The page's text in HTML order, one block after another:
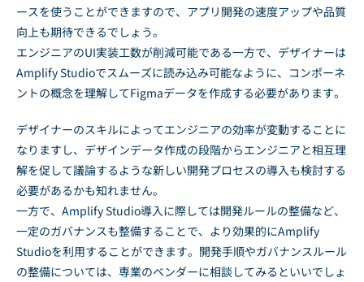
ースを使うことができますので、アプリ開発の速度アップや品質
向上も期待できるでしょう。
エンジニアのUI実装工数が削減可能である一方で、デザイナーは
Amplify Studioでスムーズに読み込み可能なように、コンポーネ
ントの概念を理解してFigmaデータを作成する必要があります。
デザイナーのスキルによってエンジニアの効率が変動することに
なりますし、デザインデータ作成の段階からエンジニアと相互理
解を促して議論するような新しい開発プロセスの導入も検討する
必要があるかも知れません。
一方で、Amplify Studio導入に際しては開発ルールの整備など、
一定のガバナンスも整備することで、より効果的にAmplify
Studioを利用することができます。開発手順やガバナンスルール
の整備については、専業のベンダーに相談してみるといいでしょ